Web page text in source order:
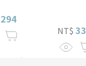
294
NT$